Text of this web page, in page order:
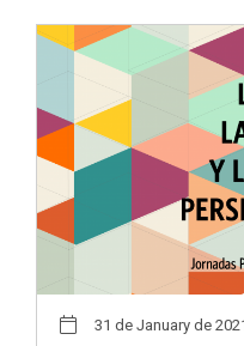
31 de January de